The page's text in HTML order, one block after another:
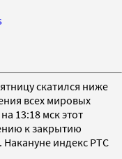
скатился ниже
всех мировых
13:18 мск этот
к закрытию
Накануне индекс РТС